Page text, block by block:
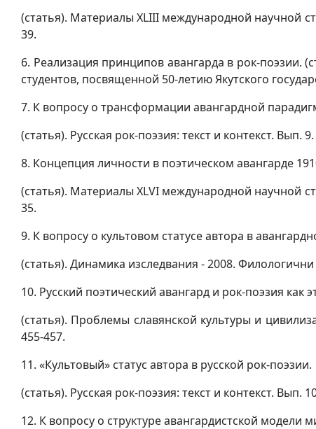
(статья). МатериалыXLIII международной научной
39.
6. Реализация принципов авангарда в рок-поэзии.
студентов, посвященной 50-летию Якутского
7. К вопросу о трансформации авангардной
(статья). Русская рок-поэзия: текст и контекст. Вып.
8. Концепция личности в поэтическом авангарде
(статья). Материалы XLVI международной научной
35.
9. К вопросу о культовом статусе автора в
(статья). Динамика изследвания - 2008.
10. Русский поэтический авангард и рок-поэзия как
(статья). Проблемы славянской культуры и
455-457.
11. «Культовый» статус автора в русской рок-поэзии.
(статья). Русская рок-поэзия: текст и контекст. Вып.
12. К вопросу о структуре авангардистской модели